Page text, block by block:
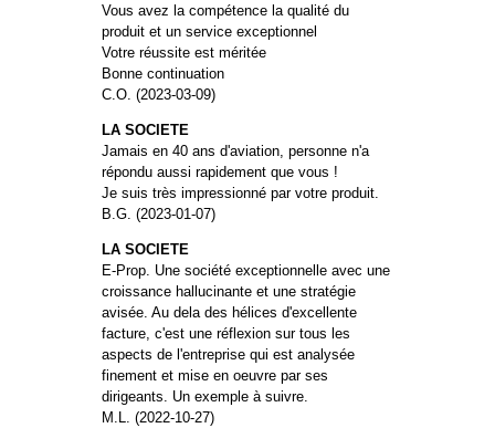
Vous avez la compétence la qualité du
produit et un service exceptionnel
Votre réussite est méritée
Bonne continuation
C.O. (2023-03-09)
LA SOCIETE
Jamais en 40 ans d'aviation, personne n'a
répondu aussi rapidement que vous !
Je suis très impressionné par votre produit.
B.G. (2023-01-07)
LA SOCIETE
E-Prop. Une société exceptionnelle avec une
croissance hallucinante et une stratégie
avisée. Au dela des hélices d'excellente
facture, c'est une réflexion sur tous les
aspects de l'entreprise qui est analysée
finement et mise en oeuvre par ses
dirigeants. Un exemple à suivre.
M.L. (2022-10-27)